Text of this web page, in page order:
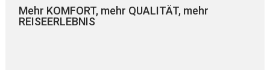
Mehr KOMFORT, mehr QUALITÄT, mehr
REISEERLEBNIS